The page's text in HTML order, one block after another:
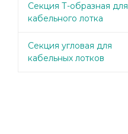
Секция Т-образная для
кабельного лотка
Секция угловая для
кабельных лотков